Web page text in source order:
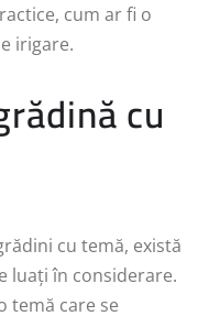
cum ar fi o
irigare.
cu
cu temă, există
luați în considerare.
temă care se